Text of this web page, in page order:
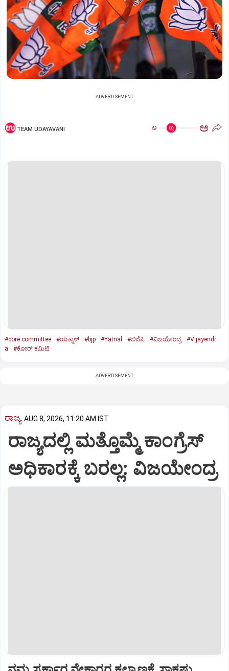
ADVERTISEMENT
TEAM UDAYAVANI ಅ ಅ
#core committee #ಯತ್ನಾಳ್‌ #bjp #Yatnal #ಬಿಜೆಪಿ #ವಿಜಯೇಂದ್ರ
#Vijayendr
a
#ಕೋರ್‌ ಕಮಿಟಿ
ADVERTISEMENT
ರಾಜ್ಯ AUG 8, 2026, 11:20 AM IST
ರಾಜ್ಯದಲ್ಲಿ ಮತ್ತೊಮ್ಮೆ ಕಾಂಗ್ರೆಸ್‌
ಅಧಿಕಾರಕ್ಕೆ ಬರಲ್ಲ: ವಿಜಯೇಂದ್ರ